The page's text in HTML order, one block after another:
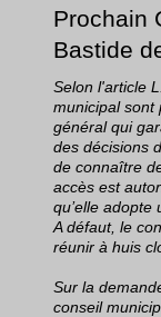
Prochain
Bastide
Selon l'article
municipal sont
général qui
des décisions
de connaître
accès est
qu’elle adopte
A défaut, le
réunir à huis
Sur la
conseil